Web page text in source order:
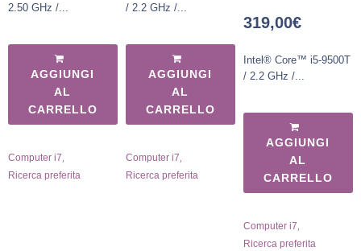
2.50 GHz /...
AGGIUNGI
AL
CARRELLO
Computer i7
Ricerca preferita
/ 2.2 GHz /...
AGGIUNGI
AL
CARRELLO
Computer i7
Ricerca preferita
319,00€
Intel® Core™ i5-9500T
/ 2.2 GHz /...
AGGIUNGI
AL
CARRELLO
Computer i7
Ricerca preferita